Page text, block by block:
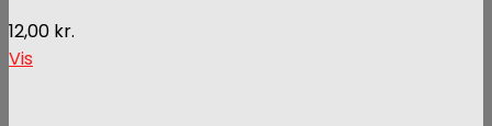
12,00 kr.
Vis